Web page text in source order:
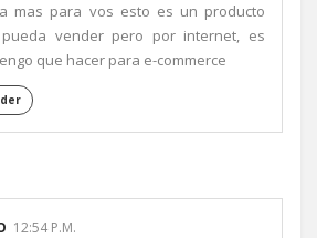
mas para vos esto es un producto
vender pero por internet, es
que hacer para e-commerce
12:54 P.M.